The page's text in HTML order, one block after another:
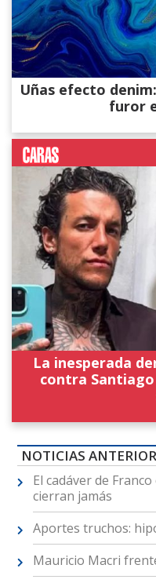
Uñas efecto
furor
La inesperada
contra
NOTICIAS
El cadáver de
cierran jamás
Aportes truchos:
Mauricio Macri